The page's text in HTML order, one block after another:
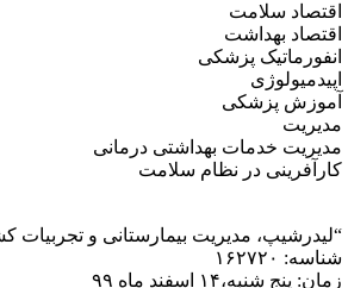
سلامت
بهداشت
پزشکی
پزشکی
خدمات بهداشتی درمانی
در نظام سلامت
مدیریت بیمارستانی و تجربیات
۱۶۲۷۲۰
پنج شنبه،۱۴ اسفند ماه ۹۹